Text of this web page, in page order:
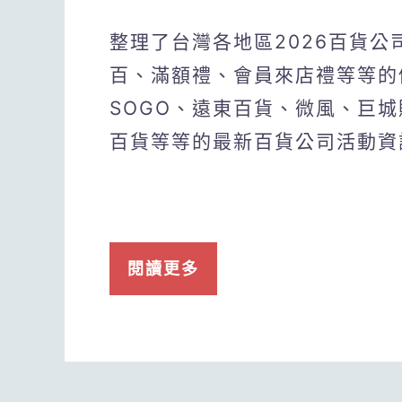
整理了台灣各地區2026百貨公
百、滿額禮、會員來店禮等等
SOGO、遠東百貨、微風、巨
百貨等等的最新百貨公司活動
閱讀更多